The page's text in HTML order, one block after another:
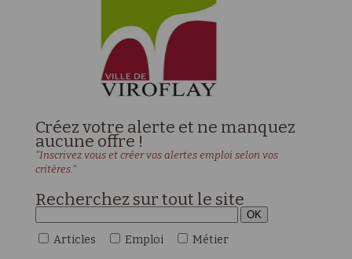
Créez votre alerte et ne manquez
aucune offre !
"Inscrivez vous et créer vos alertes emploi selon vos
critères."
Recherchez sur tout le site
Articles Emploi Métier